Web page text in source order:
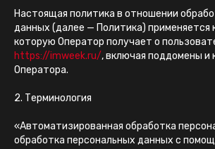
Настоящая политика в отношении
данных (далее — Политика) применяется
которую Оператор получает о
https://imweek.ru/, включая поддомены и
Оператора.
2. Терминология
«Автоматизированная обработка
обработка персональных данных с